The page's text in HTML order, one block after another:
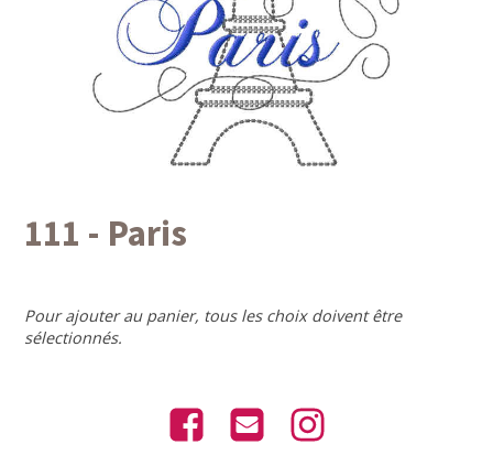
111 - Paris
Pour ajouter au panier, tous les choix doivent être
sélectionnés.